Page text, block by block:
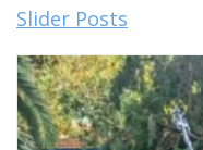
Slider Posts